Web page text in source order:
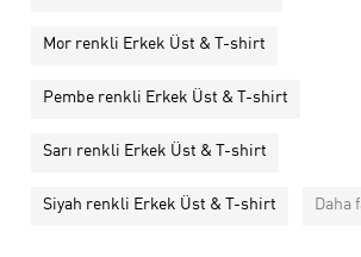
Mor renkli Erkek Üst & T-shirt
Pembe renkli Erkek Üst & T-shirt
Sarı renkli Erkek Üst & T-shirt
Siyah renkli Erkek Üst & T-shirt Daha